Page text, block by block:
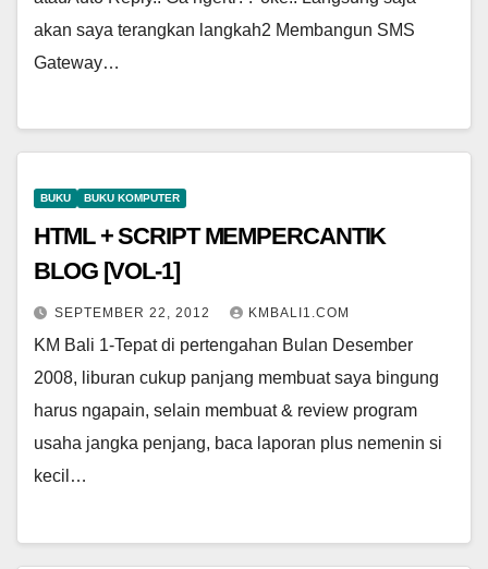
akan saya terangkan langkah2 Membangun SMS
Gateway…
BUKU BUKU KOMPUTER
HTML + SCRIPT MEMPERCANTIK
BLOG [VOL-1]
SEPTEMBER 22, 2012 KMBALI1.COM
KM Bali 1-Tepat di pertengahan Bulan Desember
2008, liburan cukup panjang membuat saya bingung
harus ngapain, selain membuat & review program
usaha jangka penjang, baca laporan plus nemenin si
kecil…